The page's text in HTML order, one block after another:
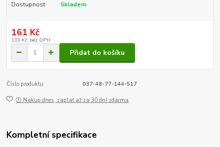
Dostupnost Skladem
161 Kč
133 Kč bez DPH
Přidat do košíku
Číslo produktu: 037-48-77-144-517
🕒 Nakup dnes, zaplať až za 30 dní zdarma
Kompletní specifikace